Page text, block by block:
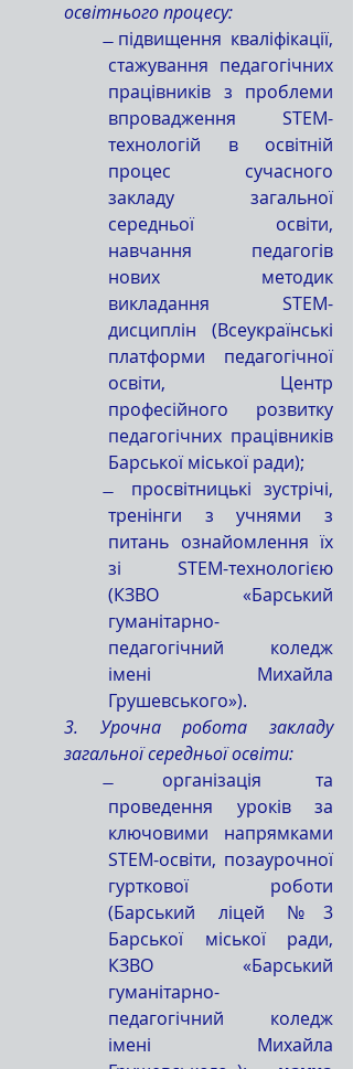
освітнього процесу:
̶ підвищення кваліфікації,
стажування педагогічних
працівників з проблеми
впровадження STEM-
технологій в освітній
процес сучасного
закладу загальної
середньої освіти,
навчання педагогів
нових методик
викладання STEM-
дисциплін (Всеукраїнські
платформи педагогічної
освіти, Центр
професійного розвитку
педагогічних працівників
Барської міської ради);
̶  просвітницькі зустрічі,
тренінги з учнями з
питань ознайомлення їх
зі STEM-технологією
(КЗВО «Барський
гуманітарно-
педагогічний коледж
імені Михайла
Грушевського»).
3. Урочна робота закладу
загальної середньої освіти:
̶ організація та
проведення уроків за
ключовими напрямками
STEM-освіти, позаурочної
гурткової роботи
(Барський ліцей №3
Барської міської ради,
КЗВО «Барський
гуманітарно-
педагогічний коледж
імені Михайла